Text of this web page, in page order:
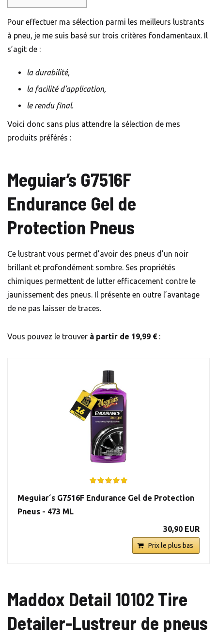
Pour effectuer ma sélection parmi les meilleurs lustrants
à pneu, je me suis basé sur trois critères fondamentaux. Il
s’agit de :
la durabilité,
la facilité d’application,
le rendu final.
Voici donc sans plus attendre la sélection de mes
produits préférés :
Meguiar’s G7516F
Endurance Gel de
Protection Pneus
Ce lustrant vous permet d’avoir des pneus d’un noir
brillant et profondément sombre. Ses propriétés
chimiques permettent de lutter efficacement contre le
jaunissement des pneus. Il présente en outre l’avantage
de ne pas laisser de traces.
Vous pouvez le trouver à partir de 19,99 € :
Meguiar´s G7516F Endurance Gel de Protection
Pneus - 473 ML
30,90 EUR
Prix le plus bas
Maddox Detail 10102 Tire
Detailer-Lustreur de pneus